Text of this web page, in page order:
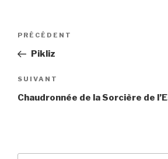
Navigation
l’article
Article
précédent
PRÉCÉDENT
Pikliz
Article
suivant
SUIVANT
Chaudronnée de la Sorcière de